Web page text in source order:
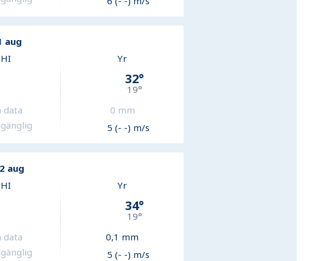
aug
data
Yr
32°
19°
0 mm
5 (- -) m/s
aug
data
Yr
34°
19°
0,1 mm
5 (- -) m/s